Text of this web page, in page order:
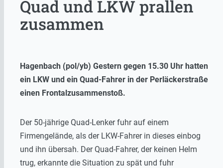
Quad und LKW prallen
zusammen
Hagenbach (pol/yb) Gestern gegen 15.30 Uhr hatten
ein LKW und ein Quad-Fahrer in der Perläckerstraße
einen Frontalzusammenstoß.
Der 50-jährige Quad-Lenker fuhr auf einem
Firmengelände, als der LKW-Fahrer in dieses einbog
und ihn übersah. Der Quad-Fahrer, der keinen Helm
trug, erkannte die Situation zu spät und fuhr